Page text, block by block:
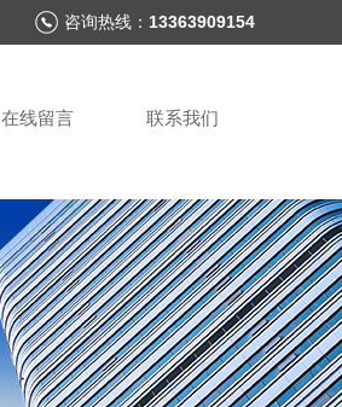
咨询热线： 13363909154
在线留言 联系我们